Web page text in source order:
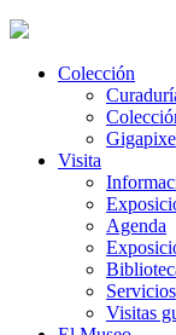
Colección
Visita
Agenda
Servicios
Visitas